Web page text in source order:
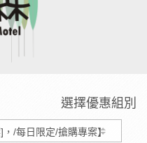
選擇優惠組別